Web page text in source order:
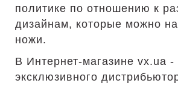
политике по отношению к
дизайнам, которые можно
ножи.
В Интернет-магазине vx.ua -
эксклюзивного